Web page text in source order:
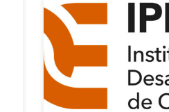
El Ayuntamiento de El
una ayuda del Instituto
Económico de Córdoba
realización del proyecto
proyecto “CURSO DE
APLICADO A MANTONES
AUTOSACRAMENTAL DE
un importe de SEIS […]